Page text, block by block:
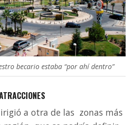
becario estaba “por ahí dentro”
a otra de las zonas más